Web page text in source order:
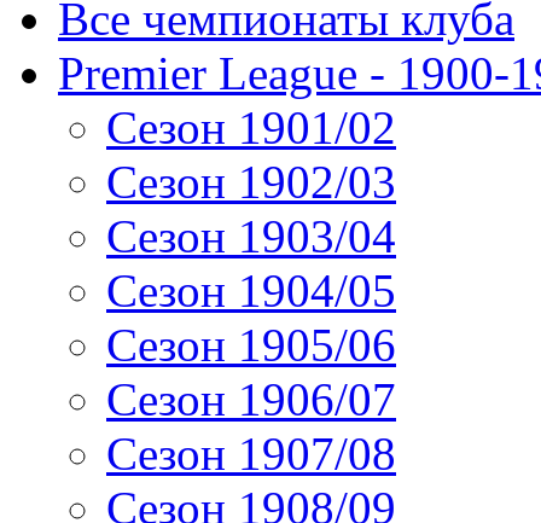
Все чемпионаты клуба
Premier League - 1900-
Сезон 1901/02
Сезон 1902/03
Сезон 1903/04
Сезон 1904/05
Сезон 1905/06
Сезон 1906/07
Сезон 1907/08
Сезон 1908/09